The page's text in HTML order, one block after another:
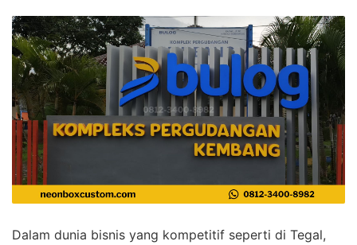
Dalam dunia bisnis yang kompetitif seperti di Tegal,